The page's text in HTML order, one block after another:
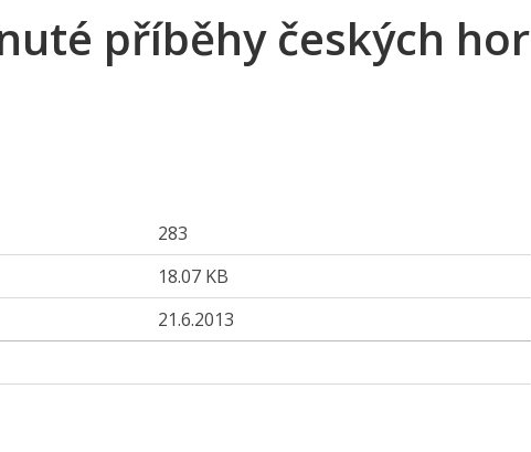
příběhy českých hor
283
18.07 KB
21.6.2013